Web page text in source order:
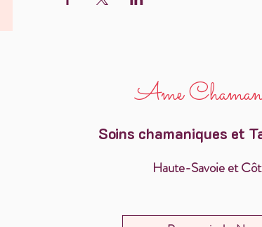
Ame
Soins chamaniques et
Haute-Savoie et